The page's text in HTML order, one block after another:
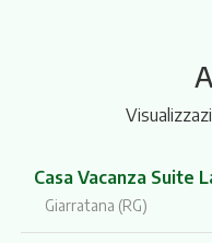
Casa Vacanza Suite
Giarratana (RG)